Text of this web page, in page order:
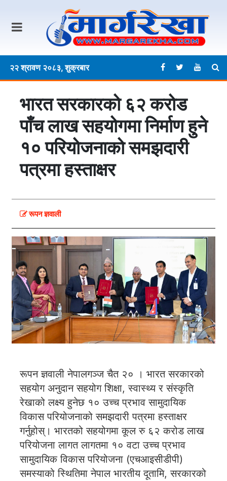
२२ श्रावण २०८३, शुक्रबार
भारत सरकारको ६२ करोड
पाँच लाख सहयोगमा निर्माण हुने
१० परियोजनाको समझदारी
पत्रमा हस्ताक्षर
रूपन ज्ञवाली
रूपन ज्ञवाली नेपालगञ्ज चैत २० । भारत सरकारको
सहयोग अनुदान सहयोग शिक्षा, स्वास्थ्य र संस्कृति
रेखाको लक्ष्य हुनेछ १० उच्च प्रभाव सामुदायिक
विकास परियोजनाको समझदारी पत्रमा हस्ताक्षर
गर्नुहोस्। भारतको सहयोगमा कूल रु ६२ करोड लाख
परियोजना लागत लागतमा १० वटा उच्च प्रभाव
सामुदायिक विकास परियोजना (एचआइसीडीपी)
समस्याको स्थितिमा नेपाल भारतीय दूतामि, सरकारको